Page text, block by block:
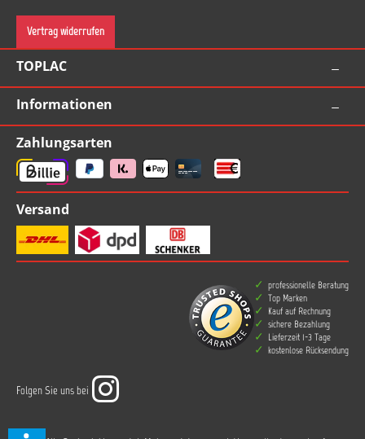
Vertrag widerrufen
TOPLAC
Informationen
Zahlungsarten
Versand
professionelle Beratung
Top Marken
Kauf auf Rechnung
sichere Bezahlung
Lieferzeit 1-3 Tage
kostenlose Rücksendung
Folgen Sie uns bei